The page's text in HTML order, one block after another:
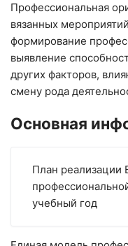
Профессиональная
вязанных
формирование
выявление
других факторов,
смену рода
Основная
План реализации
учебный год